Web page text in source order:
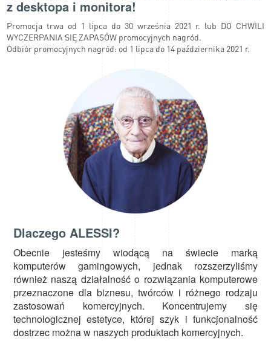
z desktopa i monitora!
Promocja trwa od 1 lipca do 30 września 2021 r. lub DO CHWILI
WYCZERPANIA SIĘ ZAPASÓW promocyjnych nagród.
Odbiór promocyjnych nagród: od 1 lipca do 14 października 2021 r.
Dlaczego ALESSI?
Obecnie jesteśmy wiodącą na świecie marką
komputerów gamingowych, jednak rozszerzyliśmy
również naszą działalność o rozwiązania komputerowe
przeznaczone dla biznesu, twórców i różnego rodzaju
zastosowań komercyjnych. Koncentrujemy się
technologicznej estetyce, której szyk i funkcjonalność
dostrzec można w naszych produktach komercyjnych.